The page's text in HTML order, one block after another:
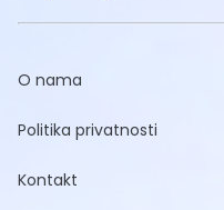
O nama
Politika privatnosti
Kontakt